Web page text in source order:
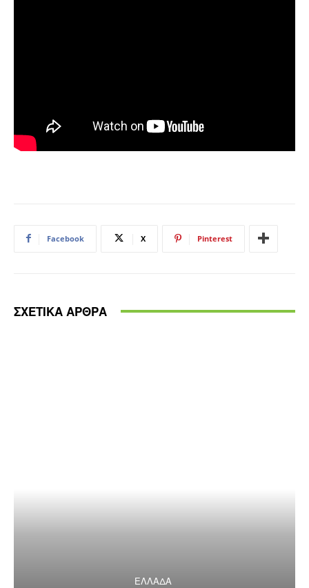
Facebook X Pinterest
ΣΧΕΤΙΚΑ ΑΡΘΡΑ
ΕΛΛΑΔΑ